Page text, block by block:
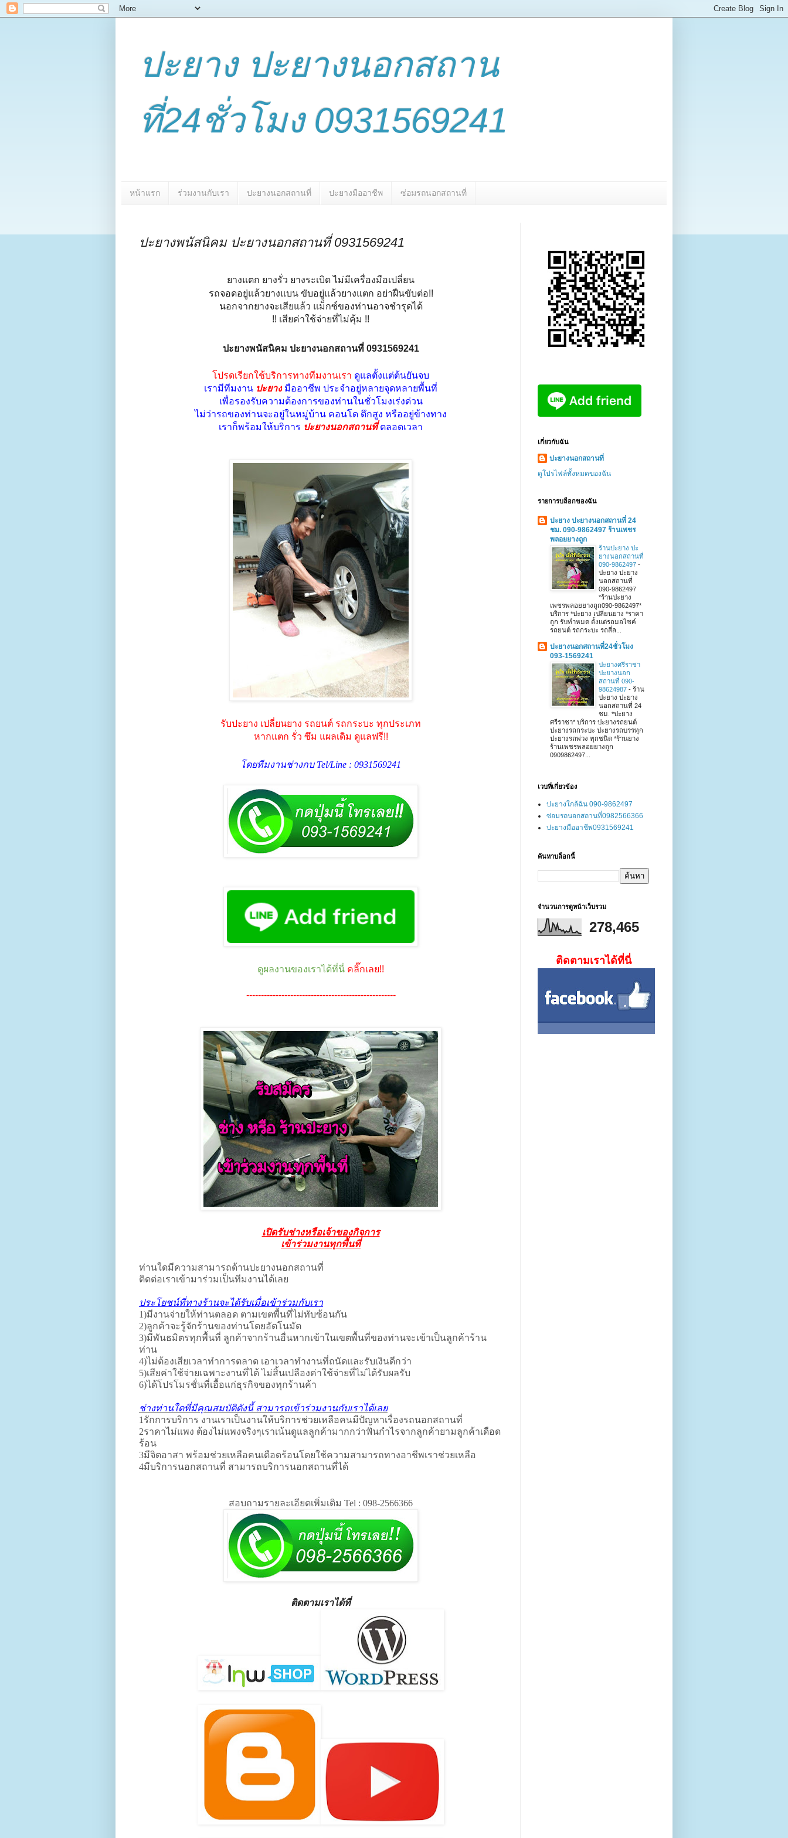
ปะยาง ปะยางนอกสถาน
ที่24ชั่วโมง 0931569241
หน้าแรก ร่วมงานกับเรา ปะยางนอกสถานที่ ปะยางมืออาชีพ ซ่อมรถนอกสถานที่
ปะยางพนัสนิคม ปะยางนอกสถานที่ 0931569241
ยางแตก ยางรั่ว ยางระเบิด ไม่มีเครื่องมือเปลี่ยน
รถจอดอยู่แล้วยางแบน ขับอยู่แล้วยางแตก อย่าฝืนขับต่อ!!
นอกจากยางจะเสียแล้ว แม็กซ์ของท่านอาจชำรุดได้
!! เสียค่าใช้จ่ายที่ไม่คุ้ม !!
ปะยางพนัสนิคม ปะยางนอกสถานที่ 0931569241
โปรดเรียกใช้บริการทางทีมงานเรา ดูแลตั้งแต่ต้นยันจบ
เรามีทีมงาน ปะยาง มืออาชีพ ประจำอยู่หลายจุดหลายพื้นที่
เพื่อรองรับความต้องการของท่านในชั่วโมงเร่งด่วน
ไม่ว่ารถของท่านจะอยู่ในหมู่บ้าน คอนโด ตึกสูง หรืออยู่ข้างทาง
เราก็พร้อมให้บริการ ปะยางนอกสถานที่ ตลอดเวลา
รับปะยาง เปลี่ยนยาง รถยนต์ รถกระบะ ทุกประเภท
หากแตก รั่ว ซึม แผลเดิม ดูแลฟรี!!
โดยทีมงานช่างกบ Tel/Line : 0931569241
ดูผลงานของเราได้ที่นี่ คลิ๊กเลย!!
---------------------------------------------------
เปิดรับช่างหรือเจ้าของกิจการ
เข้าร่วมงานทุกพื้นที่
ท่านใดมีความสามารถด้านปะยางนอกสถานที่
ติดต่อเราเข้ามาร่วมเป็นทีมงานได้เลย
ประโยชน์ที่ทางร้านจะได้รับเมื่อเข้าร่วมกับเรา
1)มีงานจ่ายให้ท่านตลอด ตามเขตพื้นที่ไม่ทับซ้อนกัน
2)ลูกค้าจะรู้จักร้านของท่านโดยอัตโนมัต
3)มีพันธมิตรทุกพื้นที่ ลูกค้าจากร้านอื่นหากเข้าในเขตพื้นที่ของท่านจะเข้าเป็นลูกค้าร้าน
ท่าน
4)ไม่ต้องเสียเวลาทำการตลาด เอาเวลาทำงานที่ถนัดและรับเงินดีกว่า
5)เสียค่าใช้จ่ายเฉพาะงานที่ได้ ไม่สิ้นเปลืองค่าใช้จ่ายที่ไม่ได้รับผลรับ
6)ได้โปรโมรชั่นที่เอื้อแก่ธุรกิจของทุกร้านค้า
ช่างท่านใดที่มีคุณสมบัติดังนี้ สามารถเข้าร่วมงานกับเราได้เลย
1รักการบริการ งานเราเป็นงานให้บริการช่วยเหลือคนมีปัญหาเรื่องรถนอกสถานที่
2ราคาไม่แพง ต้องไม่แพงจริงๆเราเน้นดูแลลูกค้ามากกว่าฟันกำไรจากลูกค้ายามลูกค้าเดือด
ร้อน
3มีจิตอาสา พร้อมช่วยเหลือคนเดือดร้อนโดยใช้ความสามารถทางอาชีพเราช่วยเหลือ
4มีบริการนอกสถานที่ สามารถบริการนอกสถานที่ได้
สอบถามรายละเอียดเพิ่มเติม Tel : 098-2566366
ติดตามเราได้ที่
เกี่ยวกับฉัน
ปะยางนอกสถานที่
ดูโปรไฟล์ทั้งหมดของฉัน
รายการบล็อกของฉัน
ปะยาง ปะยางนอกสถานที่ 24
ชม. 090-9862497 ร้านเพชร
พลอยยางถูก
ร้านปะยาง ปะ
ยางนอกสถานที่
090-9862497 -
ปะยาง ปะยาง
นอกสถานที่
090-9862497
*ร้านปะยาง
เพชรพลอยยางถูก090-9862497*
บริการ *ปะยาง เปลี่ยนยาง *ราคา
ถูก รับทำหมด ตั้งแต่รถมอไซค์
รถยนต์ รถกระบะ รถสี่ล...
ปะยางนอกสถานที่24ชั่วโมง
093-1569241
ปะยางศรีราชา
ปะยางนอก
สถานที่ 090-
98624987 - ร้าน
ปะยาง ปะยาง
นอกสถานที่ 24
ชม. *ปะยาง
ศรีราชา* บริการ ปะยางรถยนต์
ปะยางรถกระบะ ปะยางรถบรรทุก
ปะยางรถพ่วง ทุกชนิด *ร้านยาง
ร้านเพชรพลอยยางถูก
0909862497...
เวบที่เกี่ยวข้อง
ปะยางใกล้ฉัน 090-9862497
ซ่อมรถนอกสถานที่0982566366
ปะยางมืออาชีพ0931569241
ค้นหาบล็อกนี้
จำนวนการดูหน้าเว็บรวม
278,465
ติดตามเราได้ที่นี่